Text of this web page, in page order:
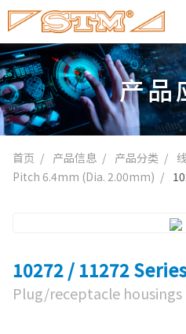
产品
首页 产品信息 产品分类
Pitch 6.4mm (Dia. 2.00mm)
10272 / 11272 Series
Plug/receptacle